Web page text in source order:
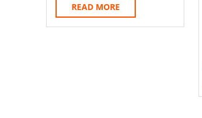
READ MOREREAD
MORE